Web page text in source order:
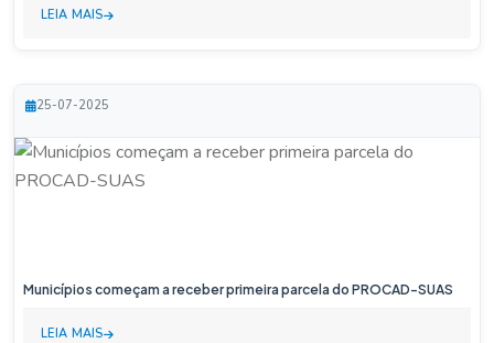
LEIA MAIS
25-07-2025
Municípios começam a receber primeira parcela do PROCAD-SUAS
LEIA MAIS